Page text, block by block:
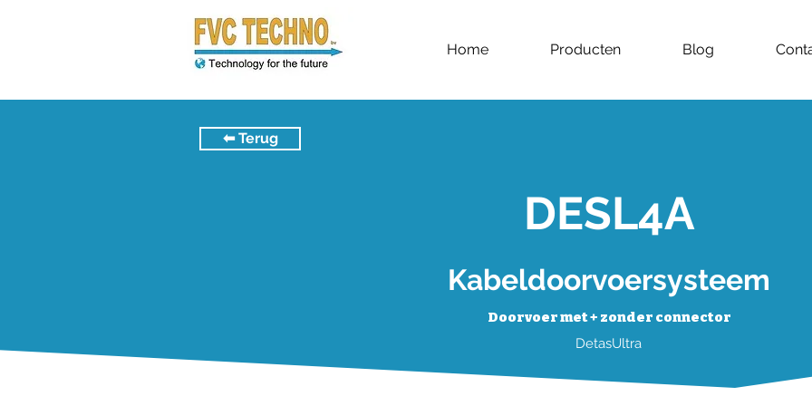
Home Producten Blog
⬅︎ Terug
Kabeldoorvoersysteem
Doorvoer met + zonder connector
DetasUltra
DESL4A